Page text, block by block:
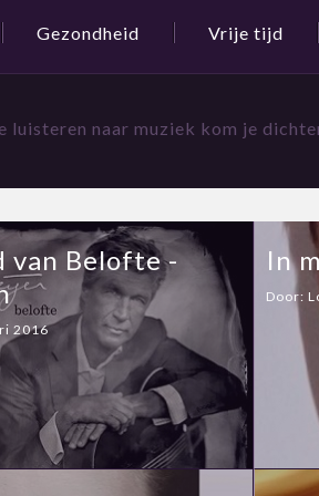
Gezondheid Vrije tijd
luisteren naar muziek kom je
van Belofte -
2016
In
Door: